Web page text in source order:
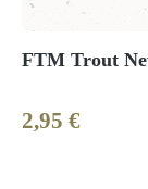
FTM Trout
Regulärer Preis:
2,95 €